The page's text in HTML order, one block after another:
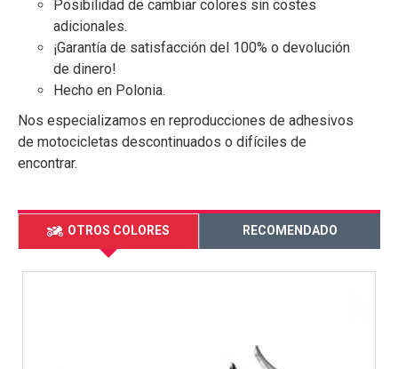
Posibilidad de cambiar colores sin costes
adicionales.
¡Garantía de satisfacción del 100% o devolución
de dinero!
Hecho en Polonia.
Nos especializamos en reproducciones de adhesivos
de motocicletas descontinuados o difíciles de
encontrar.
OTROS COLORES RECOMENDADO